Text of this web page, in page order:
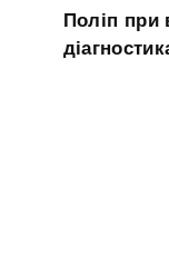
Поліп при